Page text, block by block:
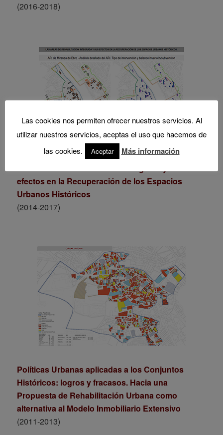
(2016-2018)
efectos en la Recuperación de los Espacios
Urbanos Históricos
(2014-2017)
Políticas Urbanas aplicadas a los Conjuntos
Históricos: logros y fracasos. Hacia una
Propuesta de Rehabilitación Urbana como
alternativa al Modelo Inmobiliario Extensivo
(2011-2013)
Las cookies nos permiten ofrecer nuestros servicios. Al
utilizar nuestros servicios, aceptas el uso que hacemos de
las cookies.
Aceptar Más información